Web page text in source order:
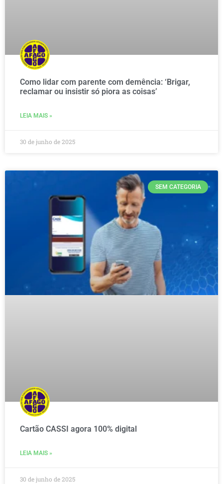
Como lidar com parente com demência: ‘Brigar,
reclamar ou insistir só piora as coisas’
LEIA MAIS »
30 de junho de 2025
SEM CATEGORIA
Cartão CASSI agora 100% digital
LEIA MAIS »
30 de junho de 2025